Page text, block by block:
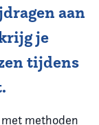
aan
je
tijdens
methoden